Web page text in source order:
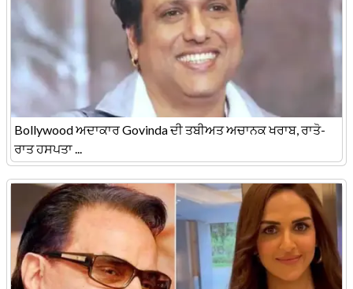
Bollywood ਅਦਾਕਾਰ Govinda ਦੀ ਤਬੀਅਤ ਅਚਾਨਕ ਖਰਾਬ, ਰਾਤੋ-
ਰਾਤ ਹਸਪਤਾ ...